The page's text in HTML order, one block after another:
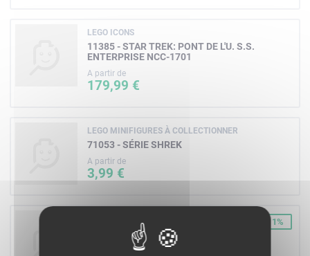
LEGO ICONS
11385 - STAR TREK: PONT DE L'U. S.S.
ENTERPRISE NCC-1701
A partir de
179,99 €
LEGO MINIFIGURES À COLLECTIONNER
71053 - SÉRIE SHREK
A partir de
3,99 €
72051 - JEU D'ARCADE DONKEY
-11%